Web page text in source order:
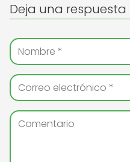
Deja una respuesta